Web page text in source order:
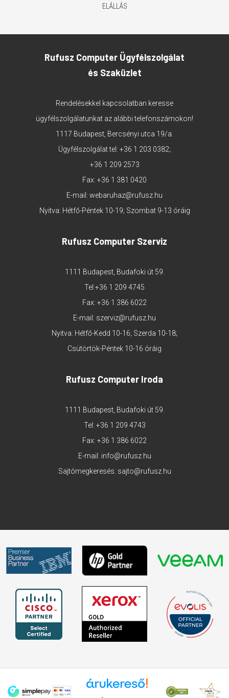
ELÁLLÁS
Rufusz Computer Ügyfélszolgálat
és Szaküzlet
Rendelésekkel kapcsolatban keresse
ügyfélszolgálatunkat az alábbi telefonszámokon!
1117 Budapest, Bercsényi utca 19/a.
Ügyfélszolgálat tel: +36 1 203 0382;
+36 1 209 2573
Fax: +36 1 381 0420
E-mail: webaruhaz@rufusz.hu
Nyitva: Hétfő-Péntek 10-19; Szombat 9-13 óráig
Rufusz Computer Szerviz
1111 Budapest, Budafoki út 59.
Tel:+36 1 209 4745
Fax: +36 1 386 6022
E-mail: szerviz@rufusz.hu
Nyitva: Hétfő-Kedd 10-16; Szerda 10-18;
Csütörtök-Péntek 10-16 óráig
Rufusz Computer Iroda
1111 Budapest, Budafoki út 59.
Tel: +36 1 209 4743
Fax: +36 1 386 6022
E-mail: info@rufusz.hu
Sajtómegkeresés: sajto@rufusz.hu